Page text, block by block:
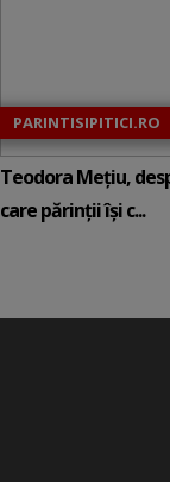
PARINTISIPITICI.RO
Teodora Mețiu,
care părinții își c...